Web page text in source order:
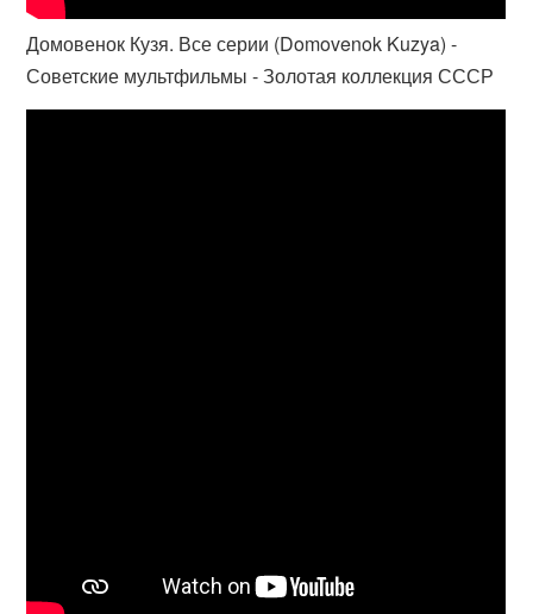
Домовенок Кузя. Все серии (Domovenok Kuzya) -
Советские мультфильмы - Золотая коллекция СССР